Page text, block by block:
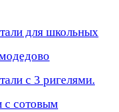
для школьных
с 3 ригелями.
с сотовым